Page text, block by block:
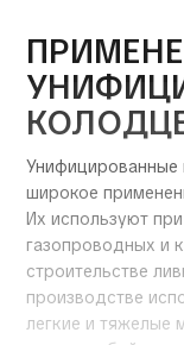
широкое
Их используют
газопроводных и
строительстве
производстве
легкие и тяжелые